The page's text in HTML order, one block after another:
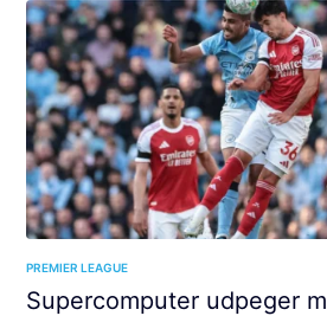
PREMIER LEAGUE
Supercomputer udpeger